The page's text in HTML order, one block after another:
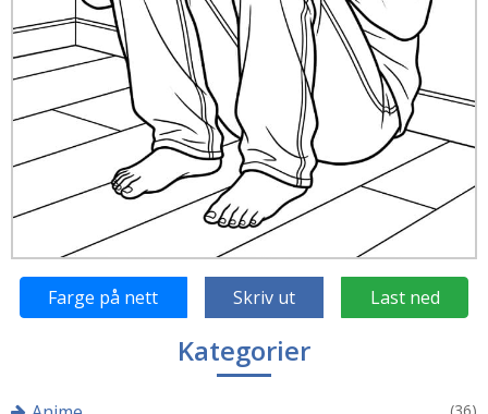
Farge på nett Skriv ut Last ned
Kategorier
(36)